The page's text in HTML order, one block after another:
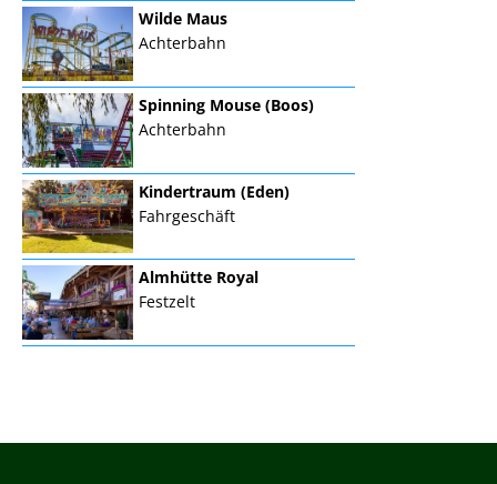
Wilde Maus
Achterbahn
Spinning Mouse (Boos)
Achterbahn
Kindertraum (Eden)
Fahrgeschäft
Almhütte Royal
Festzelt